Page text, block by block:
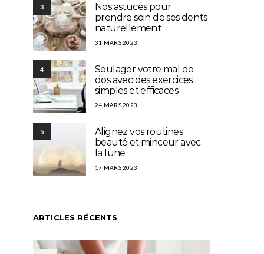
3
Nos astuces pour
prendre soin de ses dents
naturellement
31 MARS 2023
4
Soulager votre mal de
dos avec des exercices
simples et efficaces
24 MARS 2023
5
Alignez vos routines
beauté et minceur avec
la lune
17 MARS 2023
ARTICLES RÉCENTS